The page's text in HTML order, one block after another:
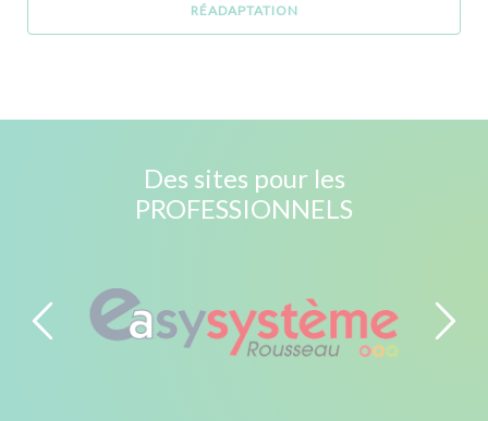
RÉADAPTATION
Des sites pour les
PROFESSIONNELS